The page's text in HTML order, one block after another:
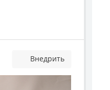
Внедрить